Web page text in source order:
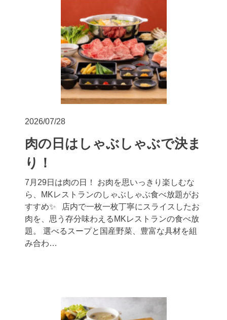
2026/07/28
肉の日はしゃぶしゃぶで決ま
り！
7月29日は肉の日！ お肉を思いっきり楽しむな
ら、MKレストランのしゃぶしゃぶ食べ放題がお
すすめ✨ 店内で一枚一枚丁寧にスライスしたお
肉を、思う存分味わえるMKレストランの食べ放
題。 選べるスープと国産野菜、豊富な具材を組
み合わ…